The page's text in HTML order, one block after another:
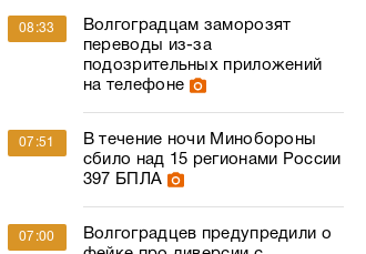
08:33
Волгоградцам заморозят
переводы из-за
подозрительных приложений
на телефоне
07:51
В течение ночи Минобороны
сбило над 15 регионами России
397 БПЛА
07:00
Волгоградцев предупредили о